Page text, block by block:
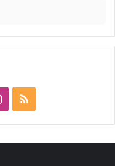
Instagram
RSS